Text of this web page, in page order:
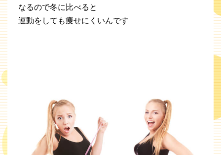
なるので冬に比べると
運動をしても痩せにくいんです